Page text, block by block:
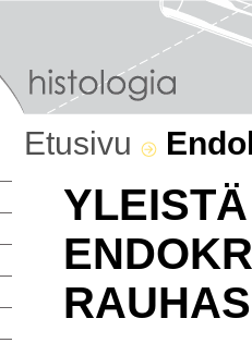
Etusivu
YLEISTÄ